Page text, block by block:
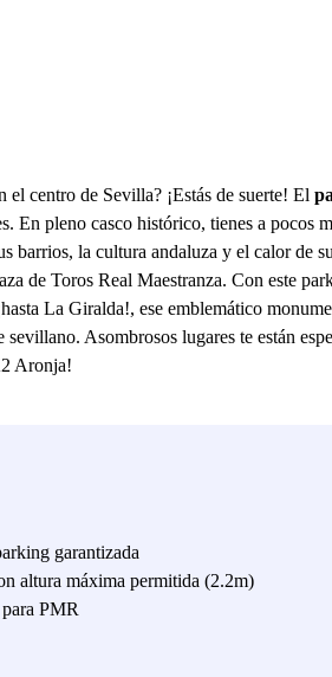
el centro de Sevilla? ¡Estás de suerte! El
En pleno casco histórico, tienes a
barrios, la cultura andaluza y el calor de
de Toros Real Maestranza. Con este
La Giralda!, ese emblemático
sevillano. Asombrosos lugares te están
Aronja!
garantizada
altura máxima permitida (2.2m)
PMR